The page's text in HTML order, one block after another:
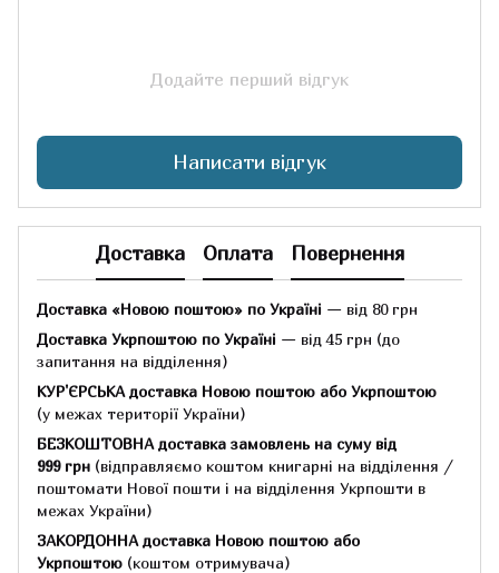
Додайте перший відгук
Написати відгук
Доставка Оплата Повернення
Доставка «Новою поштою» по Україні — від 80 грн
Доставка Укрпоштою по Україні — від 45 грн (до
запитання на відділення)
КУР'ЄРСЬКА доставка Новою поштою або Укрпоштою
(у межах території України)
БЕЗКОШТОВНА доставка замовлень на суму від
999 грн (відправляємо коштом книгарні на відділення /
поштомати Нової пошти і на відділення Укрпошти в
межах України)
ЗАКОРДОННА доставка Новою поштою або
Укрпоштою (коштом отримувача)